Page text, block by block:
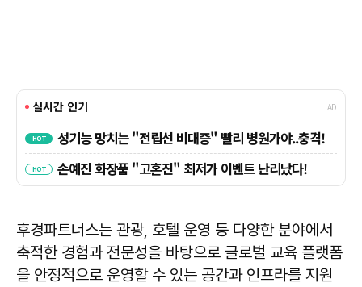
후경파트너스는 관광, 호텔 운영 등 다양한 분야에서
축적한 경험과 전문성을 바탕으로 글로벌 교육 플랫폼
을 안정적으로 운영할 수 있는 공간과 인프라를 지원